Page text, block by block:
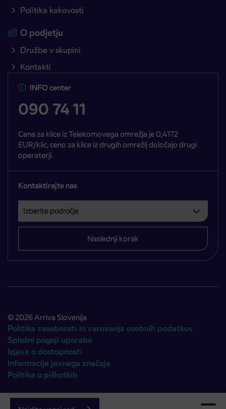
Politika kakovosti
O podjetju
Družbe v skupini
Kontakti
INFO center
090 74 11
Cena za klice iz Telekomovega omrežja je 0,4172
EUR/klic, ceno za klice iz drugih omrežij določajo drugi
operaterji.
Kontaktirajte nas
Izberite področje
Področje je obvezno izbrati.
Naslednji korak
© 2026 Arriva Slovenija
Politika zasebnosti in varovanja osebnih podatkov
Splošni pogoji uporabe
Izjava o dostopnosti
Informacije javnega značaja
Politika o piškotkih
Avtorji:Emigma